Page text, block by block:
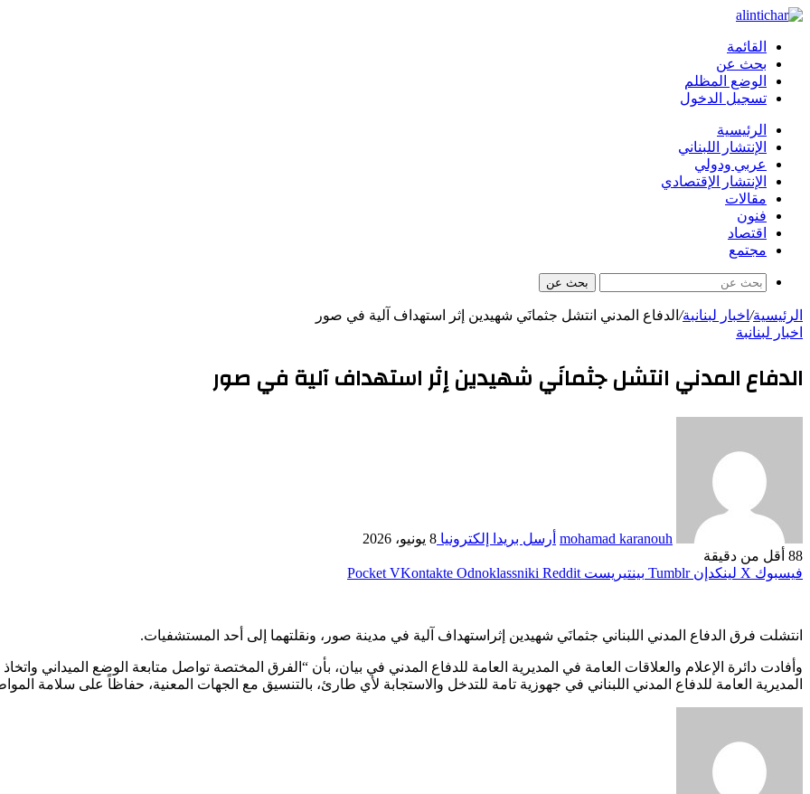
القائمة
بحث عن
الوضع المظلم
تسجيل الدخول
الرئيسية
الإنتشار اللبناني
عربي ودولي
الإنتشار الإقتصادي
مقالات
فنون
اقتصاد
مجتمع
بحث عن
الرئيسية/ اخبار لبنانبة/ الدفاع المدني انتشل جثمانَي شهيدين إثر استهداف آلية في صور
اخبار لبنانبة
الدفاع المدني انتشل جثمانَي شهيدين إثر استهداف آلية في صور
mohamad karanouh أرسل بريدا إلكترونيا 8 يونيو، 2026
88 أقل من دقيقة
فيسبوك ‫X لينكدإن بينتيريست Odnoklassniki
‫Pocket
انتشلت فرق الدفاع المدني اللبناني جثمانَي شهيدين إثراستهداف آلية في مدينة صور، ونقلتهما إلى أحد المستشفيات.
وأفادت دائرة الإعلام والعلاقات العامة في المديرية العامة للدفاع المدني في بيان، بأن “الفرق المختصة تواصل متابعة الوضع الميداني
المديرية العامة للدفاع المدني اللبناني في جهوزية تامة للتدخل والاستجابة لأي طارئ، بالتنسيق مع الجهات المعنية، حفاظاً على سلامة